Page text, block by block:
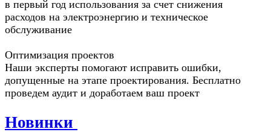
в первый год использования за счет снижения
расходов на электроэнергию и техническое
обслуживание
Оптимизация проектов
Наши эксперты помогают исправить ошибки,
допущенные на этапе проектирования. Бесплатно
проведем аудит и доработаем ваш проект
Новинки